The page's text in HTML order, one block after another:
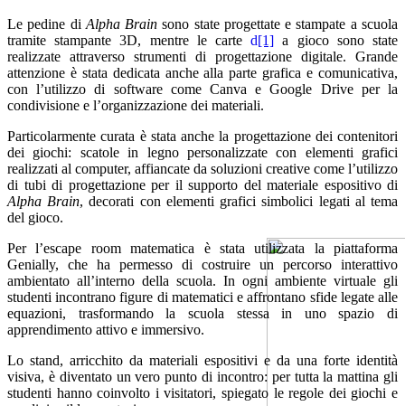
Le pedine di Alpha Brain sono state progettate e stampate a scuola
tramite stampante 3D, mentre le carted[1] a gioco sono state
realizzate attraverso strumenti di progettazione digitale. Grande
attenzione è stata dedicata anche alla parte grafica e comunicativa,
con l’utilizzo di software come Canva e Google Drive per la
condivisione e l’organizzazione dei materiali.
Particolarmente curata è stata anche la progettazione dei contenitori
dei giochi: scatole in legno personalizzate con elementi grafici
realizzati al computer, affiancate da soluzioni creative come l’utilizzo
di tubi di progettazione per il supporto del materiale espositivo di
Alpha Brain, decorati con elementi grafici simbolici legati al tema
del gioco.
Per l’escape room matematica è stata utilizzata la piattaforma
Genially, che ha permesso di costruire un percorso interattivo
ambientato all’interno della scuola. In ogni ambiente virtuale gli
studenti incontrano figure di matematici e affrontano sfide legate alle
equazioni, trasformando la scuola stessa in uno spazio di
apprendimento attivo e immersivo.
Lo stand, arricchito da materiali espositivi e da una forte identità
visiva, è diventato un vero punto di incontro: per tutta la mattina gli
studenti hanno coinvolto i visitatori, spiegato le regole dei giochi e